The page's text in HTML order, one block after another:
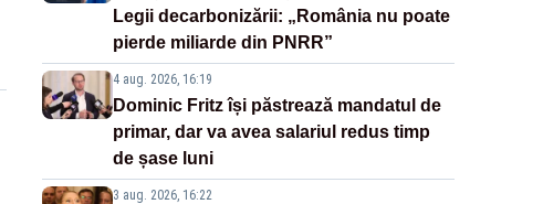
Legii decarbonizării: „România nu poate
pierde miliarde din PNRR”
4 aug. 2026, 16:19
Dominic Fritz își păstrează mandatul de
primar, dar va avea salariul redus timp
de șase luni
3 aug. 2026, 16:22